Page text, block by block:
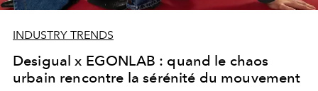
INDUSTRY TRENDS
Desigual x EGONLAB : quand le chaos
urbain rencontre la sérénité du mouvement